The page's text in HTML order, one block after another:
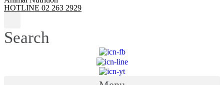
HOTLINE 02 263 2929
Search